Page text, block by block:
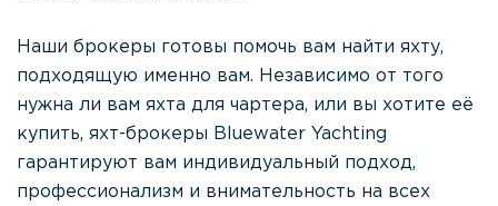
Наши брокеры готовы помочь вам найти яхту,
подходящую именно вам. Независимо от того
нужна ли вам яхта для чартера, или вы хотите её
купить, яхт-брокеры Bluewater Yachting
гарантируют вам индивидуальный подход,
профессионализм и внимательность на всех